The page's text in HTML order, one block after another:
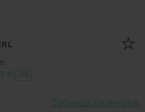
₽ -70%
Таблица размеров